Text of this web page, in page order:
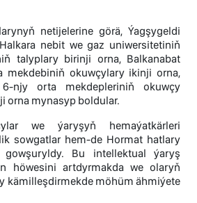
netijelerine görä, Ýagşygeldi
nebit we gaz uniwersitetiniň
talyplary birinji orna, Balkanabat
mekdebiniň okuwçylary ikinji orna,
njy orta mekdepleriniň okuwçy
orna mynasyp boldular.
we ýaryşyň hemaýatkärleri
sowgatlar hem-de Hormat hatlary
gowşuryldy. Bu intellektual ýaryş
höwesini artdyrmakda we olaryň
kämilleşdirmekde möhüm ähmiýete